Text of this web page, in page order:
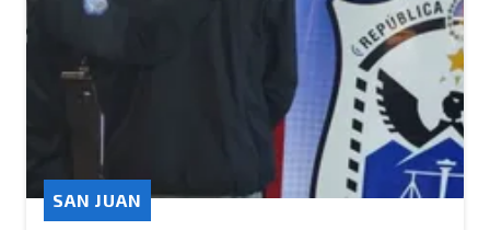
SAN JUAN